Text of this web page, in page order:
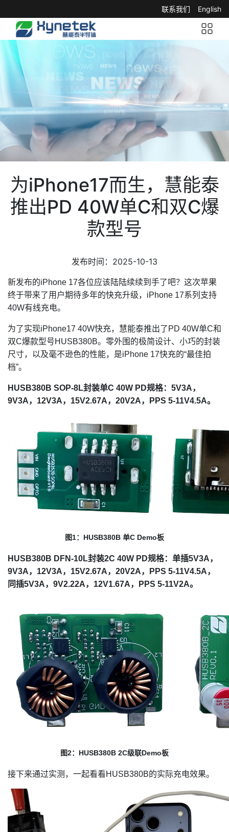
联系我们 English
为iPhone17而生，慧能泰
推出PD 40W单C和双C爆
款型号
发布时间：2025-10-13
新发布的iPhone 17各位应该陆陆续续到手了吧？这次苹果
终于带来了用户期待多年的快充升级，iPhone 17系列支持
40W有线充电。
为了实现iPhone17 40W快充，慧能泰推出了PD 40W单C和
双C爆款型号HUSB380B。零外围的极简设计、小巧的封装
尺寸，以及毫不逊色的性能，是iPhone 17快充的“最佳拍
档”。
HUSB380B SOP-8L封装单C 40W PD规格：5V3A，
9V3A，12V3A，15V2.67A，20V2A，PPS 5-11V4.5A。
图1：HUSB380B 单C Demo板
HUSB380B DFN-10L封装2C 40W PD规格：单插5V3A，
9V3A，12V3A，15V2.67A，20V2A，PPS 5-11V4.5A，
同插5V3A，9V2.22A，12V1.67A，PPS 5-11V2A。
图2：HUSB380B 2C级联Demo板
接下来通过实测，一起看看HUSB380B的实际充电效果。